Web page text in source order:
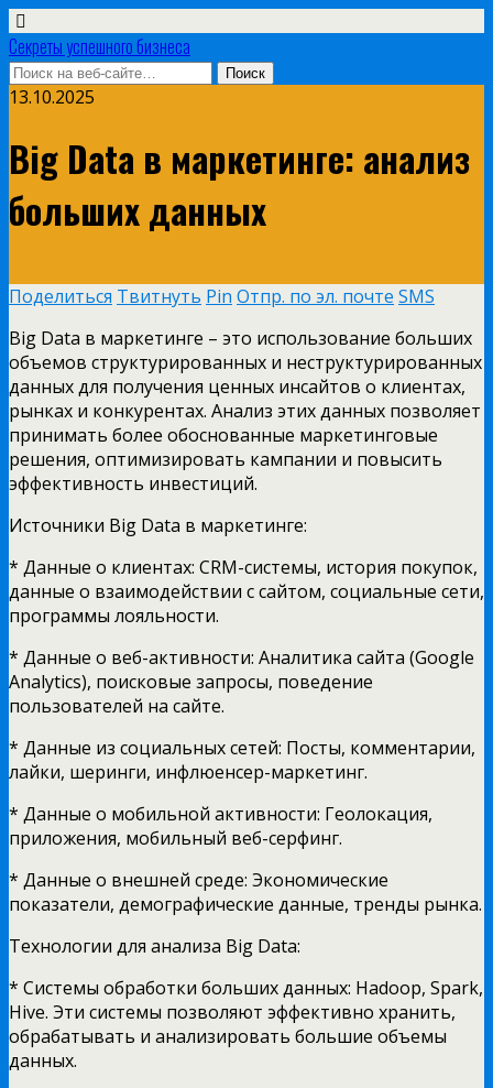
Секреты успешного бизнеса
13.10.2025
Big Data в маркетинге: анализ
больших данных
Поделиться Твитнуть Pin Отпр. по эл. почте SMS
Big Data в маркетинге – это использование больших
объемов структурированных и неструктурированных
данных для получения ценных инсайтов о клиентах,
рынках и конкурентах. Анализ этих данных позволяет
принимать более обоснованные маркетинговые
решения, оптимизировать кампании и повысить
эффективность инвестиций.
Источники Big Data в маркетинге:
* Данные о клиентах: CRM-системы, история покупок,
данные о взаимодействии с сайтом, социальные сети,
программы лояльности.
* Данные о веб-активности: Аналитика сайта (Google
Analytics), поисковые запросы, поведение
пользователей на сайте.
* Данные из социальных сетей: Посты, комментарии,
лайки, шеринги, инфлюенсер-маркетинг.
* Данные о мобильной активности: Геолокация,
приложения, мобильный веб-серфинг.
* Данные о внешней среде: Экономические
показатели, демографические данные, тренды рынка.
Технологии для анализа Big Data:
* Системы обработки больших данных: Hadoop, Spark,
Hive. Эти системы позволяют эффективно хранить,
обрабатывать и анализировать большие объемы
данных.